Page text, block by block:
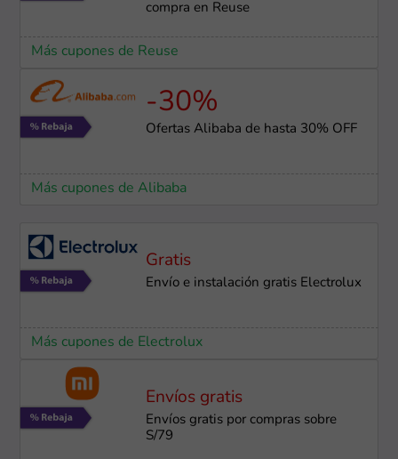
compra en Reuse
Más cupones de Reuse
-30%
Ofertas Alibaba de hasta 30% OFF
Más cupones de Alibaba
Gratis
Envío e instalación gratis Electrolux
Más cupones de Electrolux
Envíos gratis
Envíos gratis por compras sobre
S/79